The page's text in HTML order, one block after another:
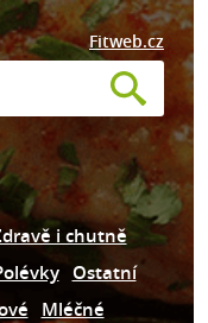
Fitweb.cz
i chutně
Ostatní
Mléčné